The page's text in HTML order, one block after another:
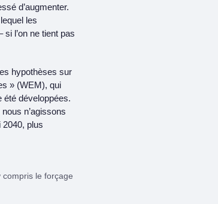
d’augmenter.
les
l’on ne tient pas
hypothèses sur
» (WEM), qui
été développées.
n’agissons
2040, plus
le forçage